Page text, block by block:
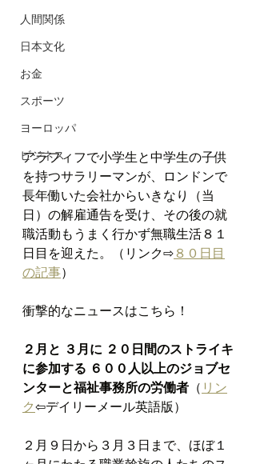
人間関係
日本文化
お金
スポーツ
ヨーロッパ
ビジネス
アラフィフで小学生と中学生の子供
を持つサラリーマンが、ロンドンで
長年働いた会社からいきなり（当
日）の解雇通告を受け、その後の就
職活動もうまく行かず無職生活８１
日目を迎えた。（リンク⇨８０日目
の記事）
衝撃的なニュースはこちら！
２月と ３月に ２０日間のストライキ
に参加する ６００人以上のジョブセ
ンターと福祉事務所の労働者 （ リン
ク⇦デイリーメール英語版）
２月９日から３月３日まで、ほぼ１